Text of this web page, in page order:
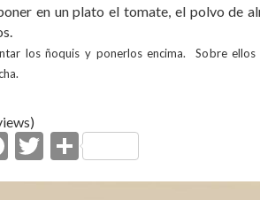
en un plato el tomate, el polvo de
los ñoquis y ponerlos encima. Sobre
F
ac
T
w
C
o